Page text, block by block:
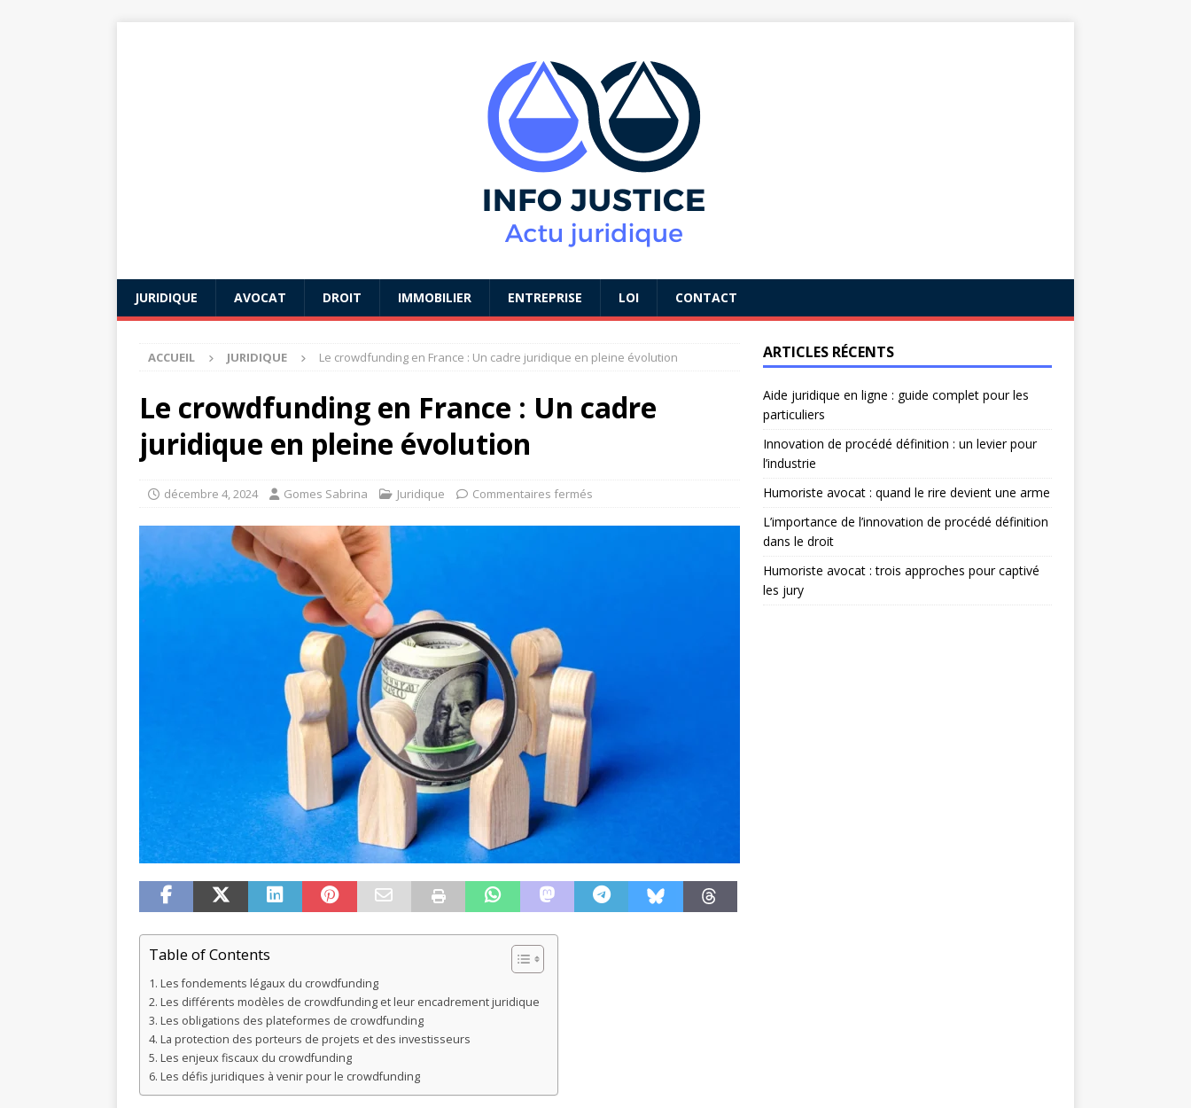
JURIDIQUE AVOCAT DROIT IMMOBILIER ENTREPRISE LOI CONTACT
ACCUEIL JURIDIQUE Le crowdfunding en France : Un cadre juridique en pleine évolution
Le crowdfunding en France : Un cadre
juridique en pleine évolution
décembre 4, 2024 Gomes Sabrina Juridique Commentaires fermés
Table of Contents
Les fondements légaux du crowdfunding
Les différents modèles de crowdfunding et leur encadrement juridique
Les obligations des plateformes de crowdfunding
La protection des porteurs de projets et des investisseurs
Les enjeux fiscaux du crowdfunding
Les défis juridiques à venir pour le crowdfunding
ARTICLES RÉCENTS
Aide juridique en ligne : guide complet pour les
particuliers
Innovation de procédé définition : un levier pour
l’industrie
Humoriste avocat : quand le rire devient une arme
L’importance de l’innovation de procédé définition
dans le droit
Humoriste avocat : trois approches pour captivé
les jury